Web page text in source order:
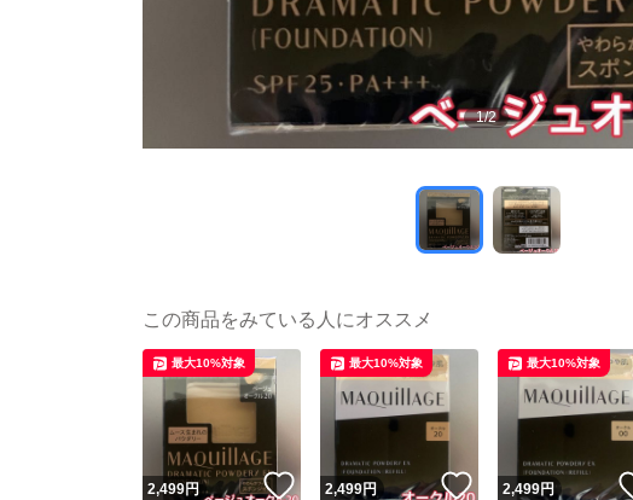
1/2
この商品をみている人にオススメ
2,499円 いいね！
最大10%対象
2,499円 いいね！
最大10%対象
2,499円
最大10%対象